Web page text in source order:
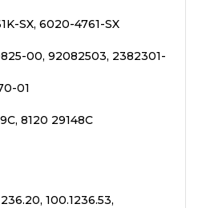
SX, 6020-4761-SX
00, 92082503, 2382301-
01
8120 29148C
100.1236.53,